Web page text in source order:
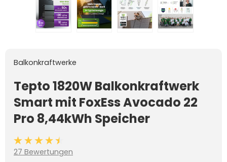
Balkonkraftwerke
Tepto 1820W Balkonkraftwerk
Smart mit FoxEss Avocado 22
Pro 8,44kWh Speicher
Durchschnittliche Bewertung von 4.5 von 5 Sternen
27 Bewertungen